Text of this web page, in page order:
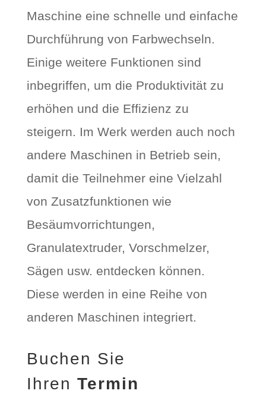
Maschine eine schnelle und einfache
Durchführung von Farbwechseln.
Einige weitere Funktionen sind
inbegriffen, um die Produktivität zu
erhöhen und die Effizienz zu
steigern. Im Werk werden auch noch
andere Maschinen in Betrieb sein,
damit die Teilnehmer eine Vielzahl
von Zusatzfunktionen wie
Besäumvorrichtungen,
Granulatextruder, Vorschmelzer,
Sägen usw. entdecken können.
Diese werden in eine Reihe von
anderen Maschinen integriert.
Buchen Sie
Ihren Termin